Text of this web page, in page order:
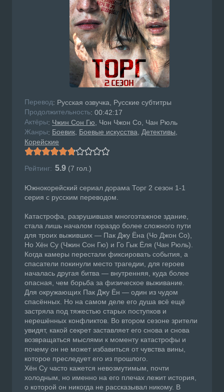
Перевод: Русская озвучка, Русские субтитры
Продолжительность: 00:42:17
Актёры: Чжин Сон Гю, Чон Чжон Со, Чан Рюль
Жанры: Боевик Боевые искусства Детективы
Корейские
Рейтинг: 5.9 (7 гол.)
Южнокорейский сериал дорама Торг 2 сезон 1-1
серия с русским переводом.
Катастрофа, разрушившая многоэтажное здание,
стала лишь началом гораздо более сложного пути
для троих выживших — Пак Джу Ёна (Чо Джон Со),
Но Хён Су (Чжин Сон Гю) и Го Гык Ёля (Чан Рюль).
Когда камеры перестали фиксировать события, а
спасатели покинули место трагедии, для героев
началась другая битва — внутренняя, куда более
опасная, чем борьба за физическое выживание.
Для окружающих Пак Джу Ён — один из чудом
спасённых. Но на самом деле его душа всё ещё
застряла под тяжестью старых поступков и
нерешённых конфликтов. Во втором сезоне зрители
увидят, какой секрет заставляет его снова и снова
возвращаться мыслями к моменту катастрофы и
почему он не может избавиться от чувства вины,
которое преследует его из прошлого.
Хён Су часто кажется невозмутимым, почти
холодным, но именно на его плечах лежит история,
о которой он никогда не рассказывал никому. В